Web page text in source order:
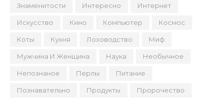
Знаменитости Интересно Интернет
Искусство Кино Компьютер Космос
Коты Кухня Лоховодство Миф
Мужчина И Женщина Наука Необычное
Непознаное Перлы Питание
Познавательно Продукты Пророчество